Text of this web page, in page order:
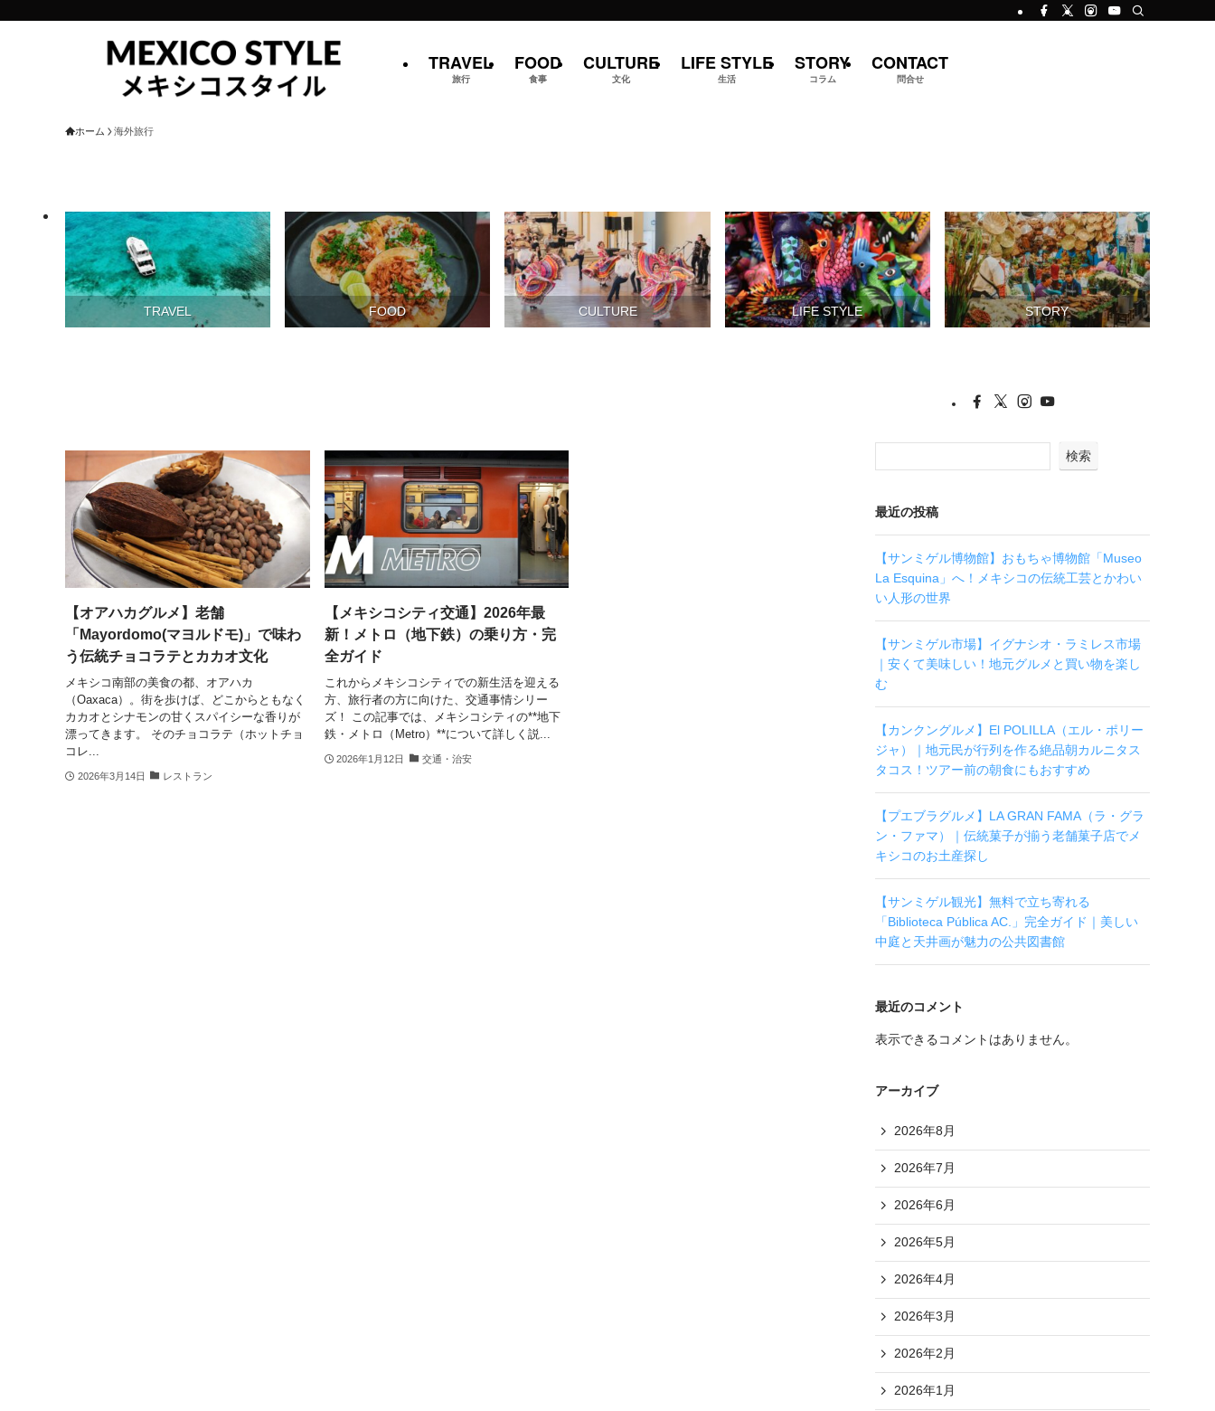
TRAVEL
旅行
FOOD
食事
CULTURE
文化
LIFE STYLE
生活
STORY
コラム
CONTACT
問合せ
ホーム 海外旅行
TRAVEL FOOD CULTURE LIFE STYLE STORY
【オアハカグルメ】老舗
「Mayordomo(マヨルドモ)」で味わ
う伝統チョコラテとカカオ文化
メキシコ南部の美食の都、オアハカ
（Oaxaca）。街を歩けば、どこからともなく
カカオとシナモンの甘くスパイシーな香りが
漂ってきます。 そのチョコラテ（ホットチョ
コレ...
2026年3月14日 レストラン
【メキシコシティ交通】2026年最
新！メトロ（地下鉄）の乗り方・完
全ガイド
これからメキシコシティでの新生活を迎える
方、旅行者の方に向けた、交通事情シリー
ズ！ この記事では、メキシコシティの**地下
鉄・メトロ（Metro）**について詳しく説...
2026年1月12日 交通・治安
検索
最近の投稿
【サンミゲル博物館】おもちゃ博物館「Museo
La Esquina」へ！メキシコの伝統工芸とかわい
い人形の世界
【サンミゲル市場】イグナシオ・ラミレス市場
｜安くて美味しい！地元グルメと買い物を楽し
む
【カンクングルメ】El POLILLA（エル・ポリー
ジャ）｜地元民が行列を作る絶品朝カルニタス
タコス！ツアー前の朝食にもおすすめ
【プエブラグルメ】LA GRAN FAMA（ラ・グラ
ン・ファマ）｜伝統菓子が揃う老舗菓子店でメ
キシコのお土産探し
【サンミゲル観光】無料で立ち寄れる
「Biblioteca Pública AC.」完全ガイド｜美しい
中庭と天井画が魅力の公共図書館
最近のコメント
表示できるコメントはありません。
アーカイブ
2026年8月
2026年7月
2026年6月
2026年5月
2026年4月
2026年3月
2026年2月
2026年1月